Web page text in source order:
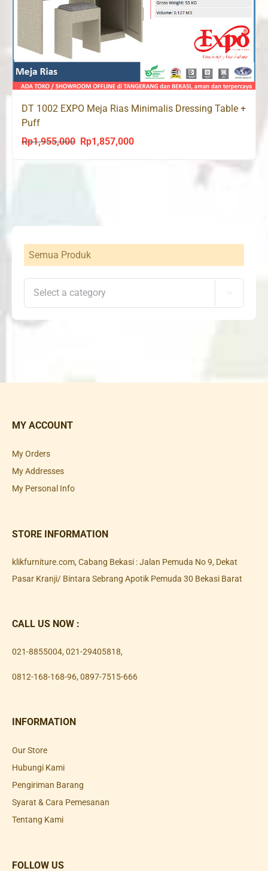
DT 1002 EXPO Meja Rias Minimalis Dressing Table +
Puff
Rp1,955,000
Original
Rp1,857,000Current
Semua Produk

MY ACCOUNT
My Orders
My Addresses
My Personal Info
STORE INFORMATION
klikfurniture.com, Cabang Bekasi : Jalan Pemuda No 9, Dekat
Pasar Kranji/ Bintara Sebrang Apotik Pemuda 30 Bekasi Barat
CALL US NOW :
021-8855004, 021-29405818,
0812-168-168-96, 0897-7515-666
INFORMATION
Our Store
Hubungi Kami
Pengiriman Barang
Syarat & Cara Pemesanan
Tentang Kami
FOLLOW US